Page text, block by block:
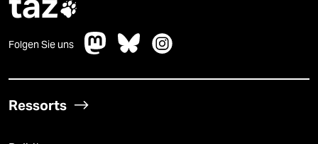

Folgen Sie uns
Ressorts